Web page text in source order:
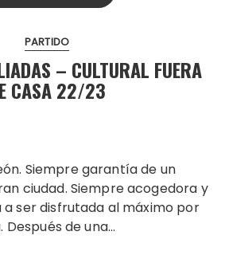
PARTIDO
– CULTURAL FUERA
CASA 22/23
Siempre garantía de un
ciudad. Siempre acogedora y
ser disfrutada al máximo por
Después de una…